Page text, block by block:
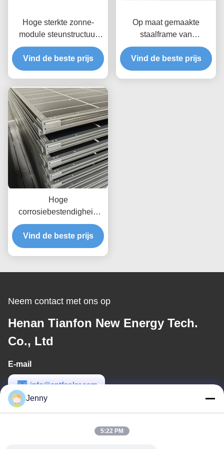
Hoge sterkte zonne-
module steunstructuur
Corrosiebestendige
materialen die levensduur
en structurele integriteit
Vind de beste prijs
Op maat gemaakte
staalframe van
zonnepanelen die een
sterke duurzaamheid en
veelzijdige flexibiliteit
Vind de beste prijs
Hoge
corrosiebestendigheid
Vernieuwbare
energieframe systeem Op
maat gemaakte
duurzame montage van
Vind de beste prijs
Neem contact met ons op
Henan Tianfon New Energy Tech.
Co., Ltd
E-mail
info@cntfsolar.com
Werktijd
Jenny
5:22 PM